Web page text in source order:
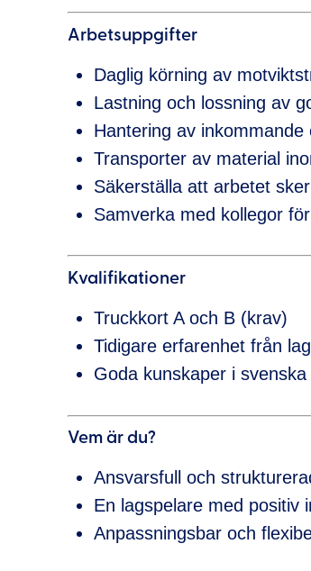
Arbetsuppgifter
Daglig körning av
Lastning och lossning av
Hantering av
Transporter av material
Säkerställa att arbetet
Samverka med kollegor
Kvalifikationer
Truckkort A och B (krav)
Tidigare erfarenhet från
Goda kunskaper i
Vem är du?
Ansvarsfull och
En lagspelare med positiv
Anpassningsbar och